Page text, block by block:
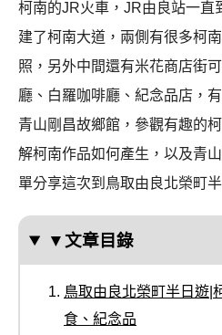
柯南的JR火車，JR由良站一直
建了柯南大道，兩側有很多柯
照，另外中間還有米花商店街
廳、白羅咖啡廳、紀念品店，
青山剛昌故鄉館，參觀有趣的
解柯南作品如何產生，以及青
單分享這次到鳥取由良北榮町
▼文章目錄
鳥取由良北榮町半日遊|
食、紀念品